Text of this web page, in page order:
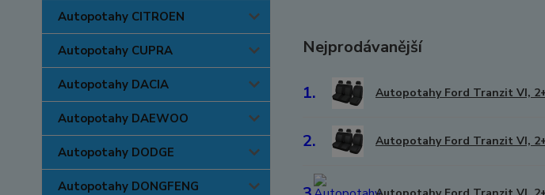
Autopotahy CITROEN
Autopotahy CUPRA
Autopotahy DACIA
Autopotahy DAEWOO
Autopotahy DODGE
Autopotahy DONGFENG
Nejprodávanější
1. Autopotahy Ford Tranzit VI,
2. Autopotahy Ford Tranzit VI,